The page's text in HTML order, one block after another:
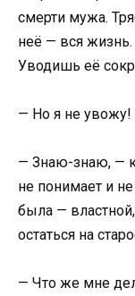
смерти мужа.
неё — вся жизнь.
Уводишь её
— Но я не
— Знаю-знаю, —
не понимает и не
была —
остаться на
— Что же мне